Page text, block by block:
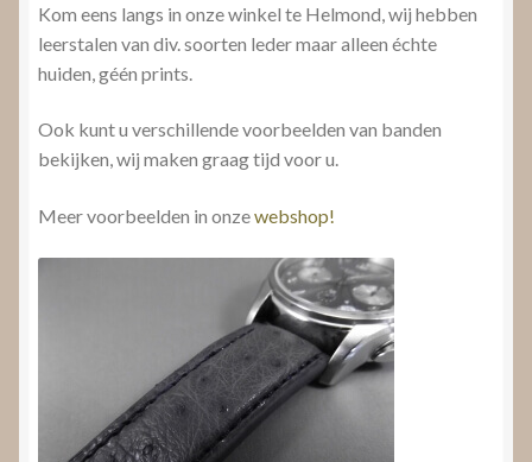
Kom eens langs in onze winkel te Helmond, wij hebben
leerstalen van div. soorten leder maar alleen échte
huiden, géén prints.
Ook kunt u verschillende voorbeelden van banden
bekijken, wij maken graag tijd voor u.
Meer voorbeelden in onzewebshop!